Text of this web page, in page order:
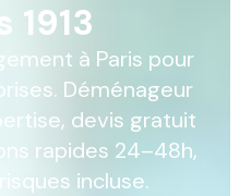
1913
à Paris pour
Déménageur
devis gratuit
rapides 24–48h,
incluse.